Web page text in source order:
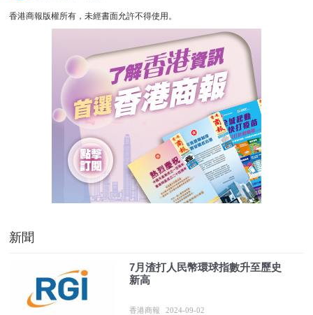
香港商報版權所有，未經書面允許不得使用。
新聞
7月渣打人民幣環球指數升至歷史
新高
香港商報 2024-09-02